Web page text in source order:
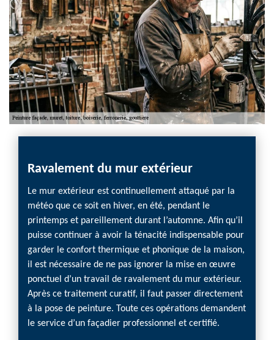
Ravalement du mur extérieur
Le mur extérieur est continuellement attaqué par la
météo que ce soit en hiver, en été, pendant le
printemps et pareillement durant l’automne. Afin qu’il
puisse continuer à avoir la ténacité indispensable pour
garder le confort thermique et phonique de la maison,
il est nécessaire de ne pas ignorer la mise en œuvre
ponctuel d’un travail de ravalement du mur extérieur.
Après ce traitement curatif, il faut passer directement
à la pose de peinture. Toute ces opérations demandent
le service d’un façadier professionnel et certifié.